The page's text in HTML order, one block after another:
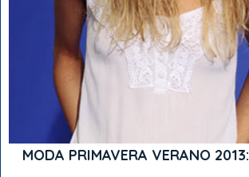
MODA PRIMAVERA VERANO